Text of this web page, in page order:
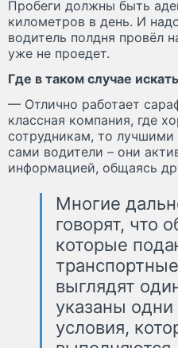
Пробеги должны быть
километров в день. И
водитель полдня провёл
уже не проедет.
Где в таком случае
— Отлично работает
классная компания, где
сотрудникам, то
сами водители – они
информацией, общаясь
Многие
говорят, что
которые
выглядят
указаны
условия,